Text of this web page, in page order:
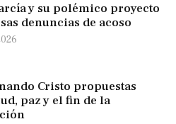
y su polémico proyecto
denuncias de acoso
Cristo propuestas
paz y el fin de la